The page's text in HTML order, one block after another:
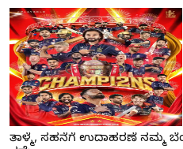
ತಾಳ್ಮೆ, ಸಹನೆಗೆ ಉದಾಹರಣೆ ನಮ್ಮ